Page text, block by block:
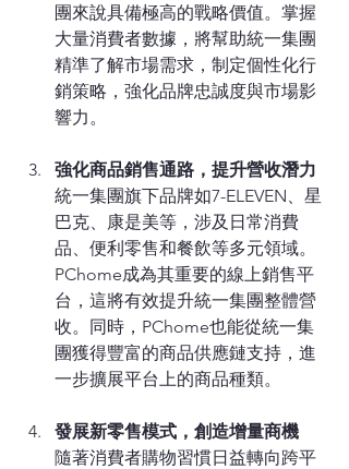
團來說具備極高的戰略價值。掌握
大量消費者數據，將幫助統一集團
精準了解市場需求，制定個性化行
銷策略，強化品牌忠誠度與市場影
響力。
強化商品銷售通路，提升營收潛力
統一集團旗下品牌如7-ELEVEN、星
巴克、康是美等，涉及日常消費
品、便利零售和餐飲等多元領域。
PChome成為其重要的線上銷售平
台，這將有效提升統一集團整體營
收。同時，PChome也能從統一集
團獲得豐富的商品供應鏈支持，進
一步擴展平台上的商品種類。
發展新零售模式，創造增量商機
隨著消費者購物習慣日益轉向跨平